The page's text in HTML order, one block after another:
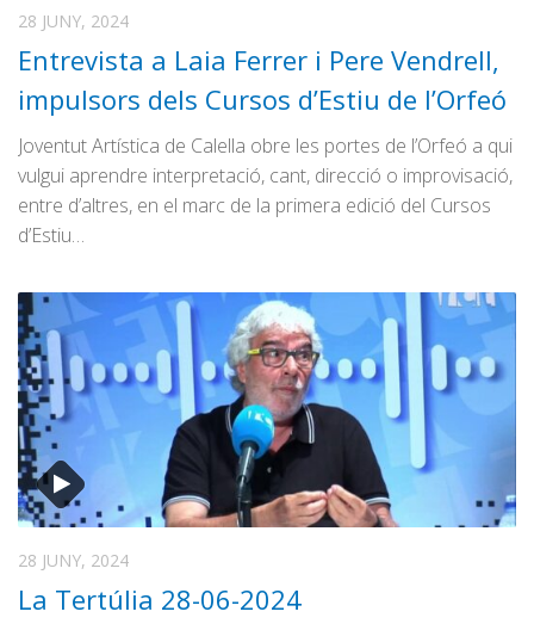
Publicitat
Contacte
Coblejant
l’Enquesta
Entrevista Política
Fòrum Obert
Ona Maresme
Ple Municipal
Especials/Altres
Calella Film Festival
La Ciutat
Cuines del Món
Enderrocs
Fira i Festa Major
Temps d’estiu
El #Trapasser
28 JUNY, 2024
Entrevista a Laia Ferrer i Pere Vendrell,
impulsors dels Cursos d’Estiu de l’Orfeó
Joventut Artística de Calella obre les portes de l’Orfeó a qui
vulgui aprendre interpretació, cant, direcció o improvisació,
entre d’altres, en el marc de la primera edició del Cursos
d’Estiu…
28 JUNY, 2024
La Tertúlia 28-06-2024